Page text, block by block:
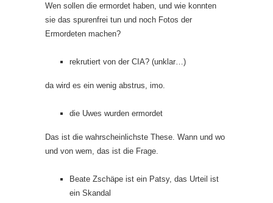
Wen sollen die ermordet haben, und wie konnten
sie das spurenfrei tun und noch Fotos der
Ermordeten machen?
rekrutiert von der CIA? (unklar…)
da wird es ein wenig abstrus, imo.
die Uwes wurden ermordet
Das ist die wahrscheinlichste These. Wann und wo
und von wem, das ist die Frage.
Beate Zschäpe ist ein Patsy, das Urteil ist
ein Skandal